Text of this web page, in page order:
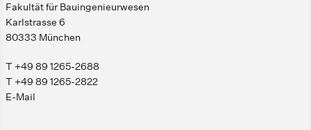
Fakultät für Bauingenieurwesen
Karlstrasse 6
80333 München
T +49 89 1265-2688
T +49 89 1265-2822
E-Mail